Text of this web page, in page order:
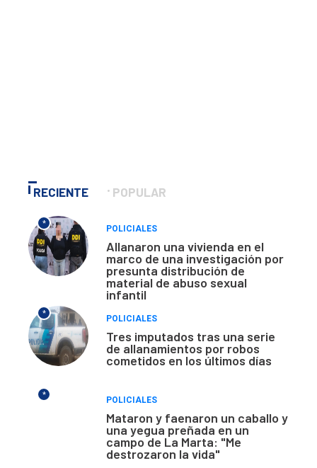
RECIENTE POPULAR
*
POLICIALES
Allanaron una vivienda en el
marco de una investigación por
presunta distribución de
material de abuso sexual
infantil
*
POLICIALES
Tres imputados tras una serie
de allanamientos por robos
cometidos en los últimos días
*
POLICIALES
Mataron y faenaron un caballo y
una yegua preñada en un
campo de La Marta: "Me
destrozaron la vida"